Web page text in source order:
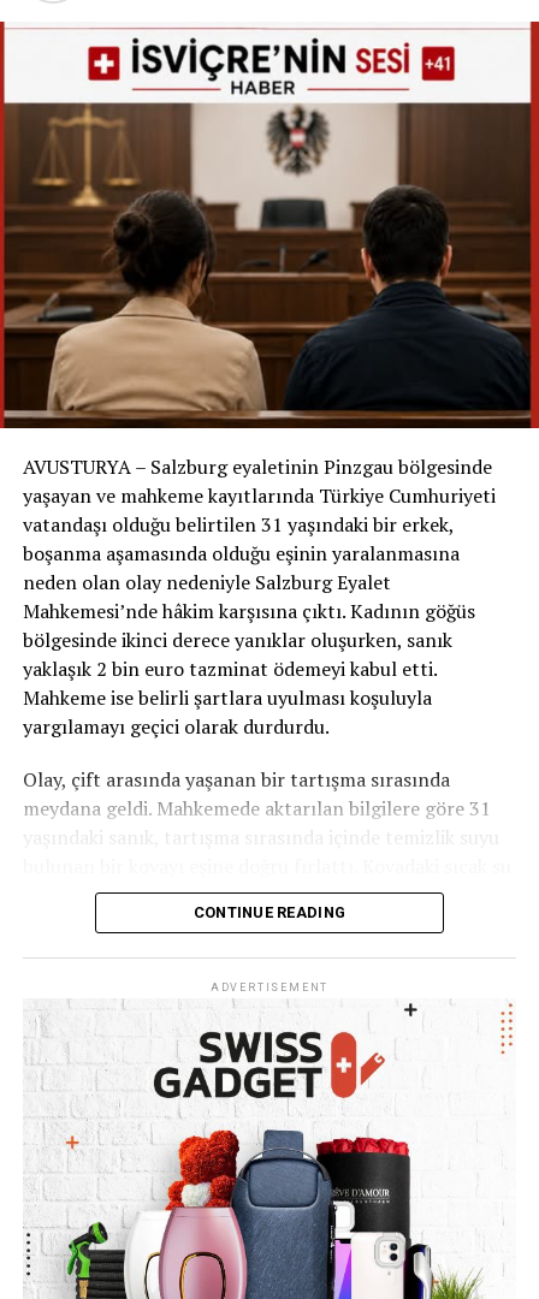
Medyum İngiltere’den telefonla yönlendirdi
Slovak gazetesi Nový Čas’ın aktardığına göre,
İngiltere’de yaşayan ve “Renko Star” adıyla tanınan
Rene isimli Slovak medyum da arama çalışmalarına
uzaktan dahil oldu.
Aramaya katılan Adam isimli gönüllü, Rene’nin
kendilerini telefon üzerinden yönlendirdiğini anlattı.
Gönüllünün ifadesine göre medyum; tek başına duran
bir çam ağacı, çakıllı yol, kulübe, bariyer ve ardından bir
çalılık gibi belirli noktaları tarif etti.
Gönüllüler: “Tarifleri izledik ve Mario’yu bulduk”
kamerasının açık olduğunu ve Rene ile sürekli bağlantıda
kaldıklarını söyledi. Gönüllülerin anlatımına göre grup,
verilen yönlendirmeleri takip etti ve sonunda Mario’yu
tarif edilen bölgedeki çalılıkların arasında sağ buldu.
Ancak medyumun çocuğun bulunmasındaki rolüne
ilişkin anlatımın aramaya katılan gönüllülerin
ifadelerine dayandığını özellikle belirtmek gerekiyor.
Medyumluk yoluyla kayıp kişilerin yerinin
belirlenebildiğini ortaya koyan bilimsel olarak kabul
Kesin olan ise 3 yaşındaki Mario’nun yaklaşık 33 saat
Kaynak: Nový Čas
AVUSTURYA – Salzburg eyaletinin Pinzgau bölgesinde
yaşayan ve mahkeme kayıtlarında Türkiye Cumhuriyeti
vatandaşı olduğu belirtilen 31 yaşındaki bir erkek,
boşanma aşamasında olduğu eşinin yaralanmasına
neden olan olay nedeniyle Salzburg Eyalet
Mahkemesi’nde hâkim karşısına çıktı. Kadının göğüs
bölgesinde ikinci derece yanıklar oluşurken, sanık
yaklaşık 2 bin euro tazminat ödemeyi kabul etti.
Mahkeme ise belirli şartlara uyulması koşuluyla
yargılamayı geçici olarak durdurdu.
Olay, çift arasında yaşanan bir tartışma sırasında
meydana geldi. Mahkemede aktarılan bilgilere göre 31
yaşındaki sanık, tartışma sırasında içinde temizlik suyu
kadının üzerine döküldü.
bölgesinde ikinci derece yanıklara maruz kaldı.
“Suyun sıcak olduğunu bilmiyordum”
Sanık mahkemede kovadaki suyun sıcak olduğunu
bilmediğini savundu. Suyun sıcak olduğunu fark ettiğinde
kendisinin de büyük şaşkınlık yaşadığını söyleyen adam,
olayın hemen ardından sağlık ekiplerini aradığını
belirtti.
Boşanma sürecindeki çiftin ortak bir çocuğunun
bulunduğu bildirildi. Sanık duruşmada eyleminin
CONTINUE READING
ADVERTISEMENT